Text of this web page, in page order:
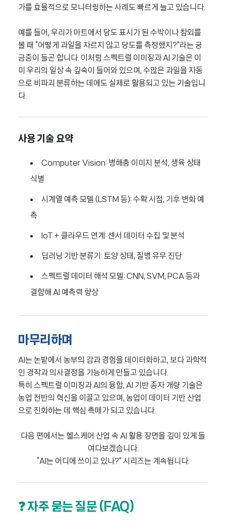
가를 효율적으로 모니터링하는 사례도 빠르게 늘고 있습니다.
예를 들어, 우리가 마트에서 당도 표시가 된 수박이나 참외를
볼 때 “어떻게 과일을 자르지 않고 당도를 측정했지?”라는 궁
금증이 들곤 합니다. 이처럼 스펙트럴 이미징과 AI 기술은 이
미 우리의 일상 속 깊숙이 들어와 있으며, 수많은 과일을 자동
으로 비파괴 분류하는 데에도 실제로 활용되고 있는 기술입니
다.
사용 기술 요약
Computer Vision: 병해충 이미지 분석, 생육 상태
식별
시계열 예측 모델 (LSTM 등): 수확 시점, 기후 변화 예
측
IoT + 클라우드 연계: 센서 데이터 수집 및 분석
딥러닝 기반 분류기: 토양 상태, 질병 유무 진단
스펙트럴 데이터 해석 모델: CNN, SVM, PCA 등과
결합해 AI 예측력 향상
마무리하며
AI는 논밭에서 농부의 감과 경험을 데이터화하고, 보다 과학적
인 경작과 의사결정을 가능하게 만들고 있습니다.
특히 스펙트럴 이미징과 AI의 융합, AI 기반 종자 개량 기술은
농업 전반의 혁신을 이끌고 있으며, 농업이 데이터 기반 산업
으로 진화하는 데 핵심 촉매가 되고 있습니다.
다음 편에서는 헬스케어 산업 속 AI 활용 장면을 깊이 있게 들
여다보겠습니다.
“AI는 어디에 쓰이고 있나?” 시리즈는 계속됩니다.
❓ 자주 묻는 질문 (FAQ)